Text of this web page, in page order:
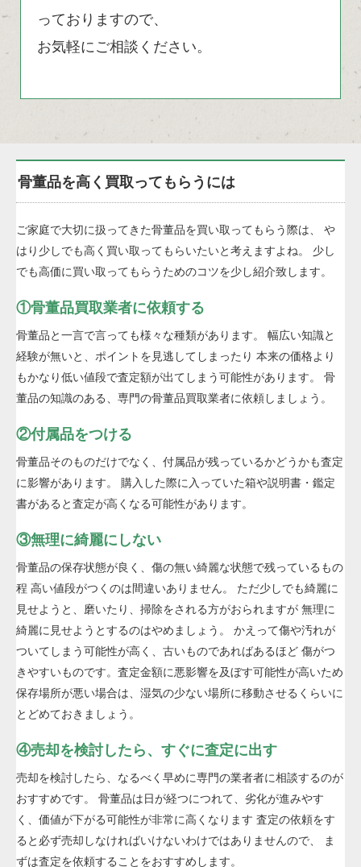
っておりますので、
お気軽にご相談ください。
骨董品を高く買取ってもらうには
ご家庭で大切に扱ってきた骨董品を買い取ってもらう際は、 や
はり少しでも高く買い取ってもらいたいと考えますよね。 少し
でも高価に買い取ってもらうためのコツを少し紹介致します。
①骨董品買取業者に依頼する
骨董品と一言で言っても様々な種類があります。 幅広い知識と
経験が無いと、ポイントを見逃してしまったり 本来の価格より
もかなり低い値段で査定額が出てしまう可能性があります。 骨
董品の知識のある、専門の骨董品買取業者に依頼しましょう。
②付属品をつける
骨董品そのものだけでなく、付属品が残っているかどうかも査定
に影響があります。 購入した際に入っていた箱や説明書・鑑定
書があると査定が高くなる可能性があります。
③無理に綺麗にしない
骨董品の保存状態が良く、傷の無い綺麗な状態で残っているもの
程 高い値段がつくのは間違いありません。 ただ少しでも綺麗に
見せようと、磨いたり、掃除をされる方がおられますが 無理に
綺麗に見せようとするのはやめましょう。 かえって傷や汚れが
ついてしまう可能性が高く、古いものであればあるほど 傷がつ
きやすいものです。査定金額に悪影響を及ぼす可能性が高いため
保存場所が悪い場合は、湿気の少ない場所に移動させるくらいに
とどめておきましょう。
④売却を検討したら、すぐに査定に出す
売却を検討したら、なるべく早めに専門の業者者に相談するのが
おすすめです。 骨董品は日が経つにつれて、劣化が進みやす
く、価値が下がる可能性が非常に高くなります 査定の依頼をす
ると必ず売却しなければいけないわけではありませんので、 ま
ずは査定を依頼することをおすすめします。